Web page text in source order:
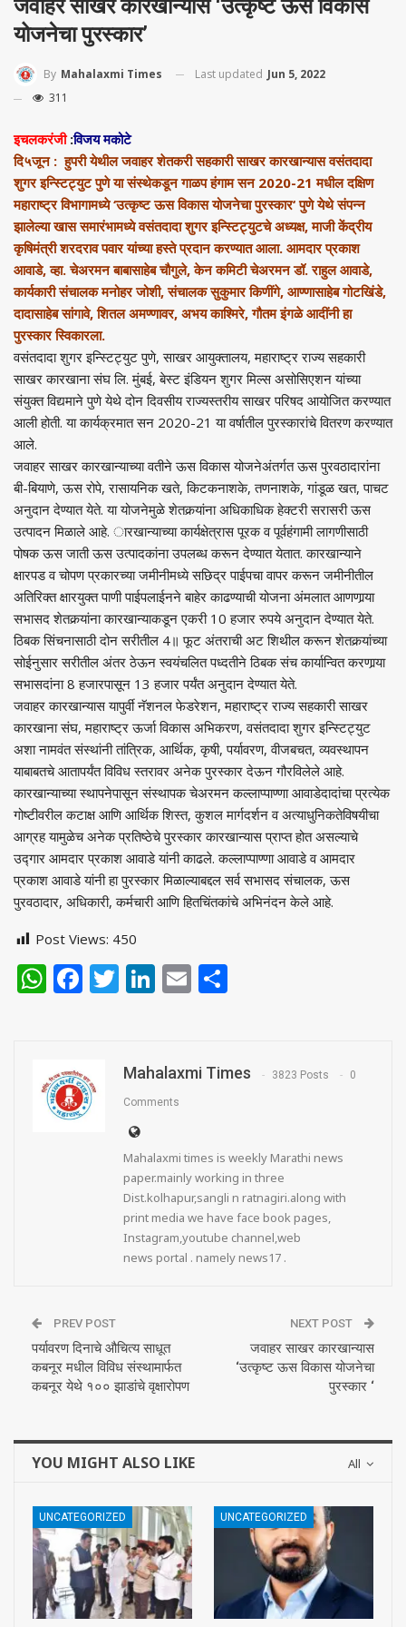
जवाहर साखर कारखान्यास ‘उत्कृष्ट ऊस विकास
योजनेचा पुरस्कार’
By Mahalaxmi Times Last updated Jun 5, 2022
311
इचलकरंजी:विजय मकोटे
दि५जून : हुपरी येथील जवाहर शेतकरी सहकारी साखर कारखान्यास वसंतदादा
शुगर इन्स्टिट्युट पुणे या संस्थेकडून गाळप हंगाम सन 2020-21 मधील दक्षिण
महाराष्ट्र विभागामध्ये ‘उत्कृष्ट ऊस विकास योजनेचा पुरस्कार‘ पुणे येथे संपन्न
झालेल्या खास समारंभामध्ये वसंतदादा शुगर इन्स्टिट्युटचे अध्यक्ष, माजी केंद्रीय
कृषिमंत्री शरदराव पवार यांच्या हस्ते प्रदान करण्यात आला. आमदार प्रकाश
आवाडे, व्हा. चेअरमन बाबासाहेब चौगुले, केन कमिटी चेअरमन डॉ. राहुल आवाडे,
कार्यकारी संचालक मनोहर जोशी, संचालक सुकुमार किणींगे, आण्णासाहेब गोटखिंडे,
दादासाहेब सांगावे, शितल अमण्णावर, अभय काश्मिरे, गौतम इंगळे आदींनी हा
पुरस्कार स्विकारला.
वसंतदादा शुगर इन्स्टिट्युट पुणे, साखर आयुक्तालय, महाराष्ट्र राज्य सहकारी
साखर कारखाना संघ लि. मुंबई, बेस्ट इंडियन शुगर मिल्स असोसिएशन यांच्या
संयुक्त विद्यमाने पुणे येथे दोन दिवसीय राज्यस्तरीय साखर परिषद आयोजित करण्यात
आली होती. या कार्यक्रमात सन 2020-21 या वर्षातील पुरस्कारांचे वितरण करण्यात
आले.
जवाहर साखर कारखान्याच्या वतीने ऊस विकास योजनेअंतर्गत ऊस पुरवठादारांना
बी-बियाणे, ऊस रोपे, रासायनिक खते, किटकनाशके, तणनाशके, गांडूळ खत, पाचट
अनुदान देण्यात येते. या योजनेमुळे शेतकर्‍यांना अधिकाधिक हेक्टरी सरासरी ऊस
उत्पादन मिळाले आहे. ारखान्याच्या कार्यक्षेत्रास पूरक व पूर्वहंगामी लागणीसाठी
पोषक ऊस जाती ऊस उत्पादकांना उपलब्ध करून देण्यात येतात. कारखान्याने
क्षारपड व चोपण प्रकारच्या जमीनीमध्ये सछिद्र पाईपचा वापर करून जमीनीतील
अतिरिक्त क्षारयुक्त पाणी पाईपलाईनने बाहेर काढण्याची योजना अंमलात आणणार्‍या
सभासद शेतकर्‍यांना कारखान्याकडून एकरी 10 हजार रुपये अनुदान देण्यात येते.
ठिबक सिंचनासाठी दोन सरीतील 4॥ फूट अंतराची अट शिथील करून शेतकर्‍यांच्या
सोईनुसार सरीतील अंतर ठेऊन स्वयंचलित पध्दतीने ठिबक संच कार्यान्वित करणार्‍या
सभासदांना 8 हजारपासून 13 हजार पर्यंत अनुदान देण्यात येते.
जवाहर कारखान्यास यापुर्वी नॅशनल फेडरेशन, महाराष्ट्र राज्य सहकारी साखर
कारखाना संघ, महाराष्ट्र ऊर्जा विकास अभिकरण, वसंतदादा शुगर इन्स्टिट्युट
अशा नामवंत संस्थांनी तांत्रिक, आर्थिक, कृषी, पर्यावरण, वीजबचत, व्यवस्थापन
याबाबतचे आतापर्यंत विविध स्तरावर अनेक पुरस्कार देऊन गौरविलेले आहे.
कारखान्याच्या स्थापनेपासून संस्थापक चेअरमन कल्लाप्पाण्णा आवाडेदादांचा प्रत्येक
गोष्टीवरील कटाक्ष आणि आर्थिक शिस्त, कुशल मार्गदर्शन व अत्याधुनिकतेविषयीचा
आग्रह यामुळेच अनेक प्रतिष्ठेचे पुरस्कार कारखान्यास प्राप्त होत असल्याचे
उद्गार आमदार प्रकाश आवाडे यांनी काढले. कल्लाप्पाण्णा आवाडे व आमदार
प्रकाश आवाडे यांनी हा पुरस्कार मिळाल्याबद्दल सर्व सभासद संचालक, ऊस
पुरवठादार, अधिकारी, कर्मचारी आणि हितचिंतकांचे अभिनंदन केले आहे.
Post Views: 450
WhatsApp
Facebook
Twitter
LinkedIn
Email
Mahalaxmi Times 3823 Posts 0
Comments
Mahalaxmi times is weekly Marathi news
paper.mainly working in three
Dist.kolhapur,sangli n ratnagiri.along with
print media we have face book pages,
Instagram,youtube channel,web
news portal . namely news17 .
PREV POST
पर्यावरण दिनाचे औचित्य साधूत
कबनूर मधील विविध संस्थामार्फत
कबनूर येथे १०० झाडांचे वृक्षारोपण
NEXT POST
जवाहर साखर कारखान्यास
‘उत्कृष्ट ऊस विकास योजनेचा
पुरस्कार ‘
All
YOU MIGHT ALSO LIKE
UNCATEGORIZED UNCATEGORIZED